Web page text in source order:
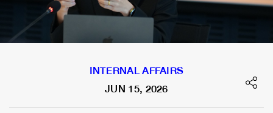
INTERNAL AFFAIRS
JUN 15, 2026